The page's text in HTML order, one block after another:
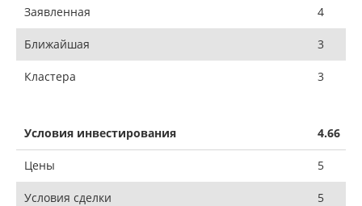
Заявленная 4
Ближайшая 3
Кластера 3
Условия инвестирования 4.66
Цены 5
Условия сделки 5